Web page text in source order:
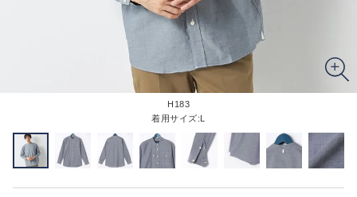
H183
着用サイズ:L